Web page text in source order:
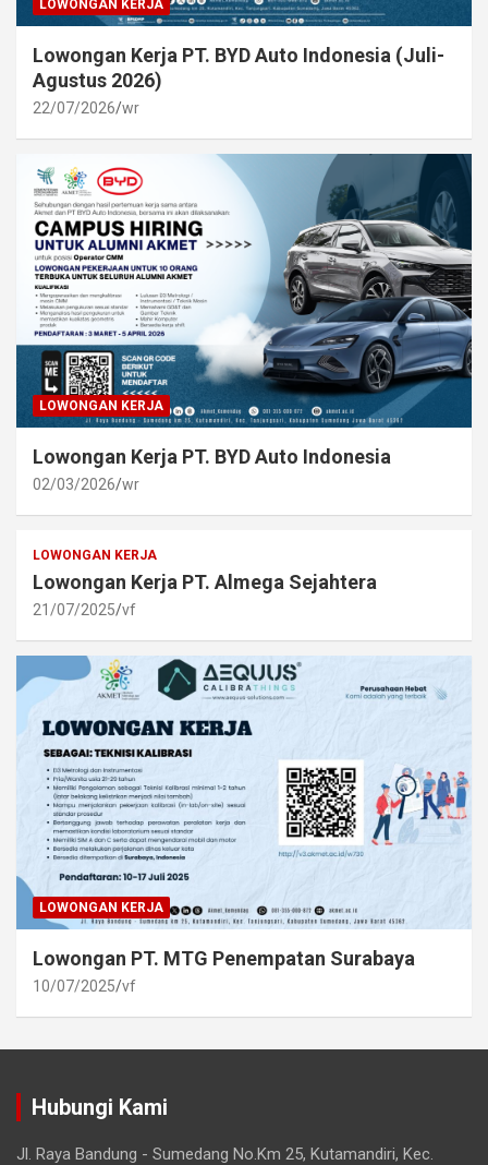
LOWONGAN KERJA
Lowongan Kerja PT. BYD Auto Indonesia (Juli-
Agustus 2026)
22/07/2026 wr
LOWONGAN KERJA
Lowongan Kerja PT. BYD Auto Indonesia
02/03/2026 wr
LOWONGAN KERJA
Lowongan Kerja PT. Almega Sejahtera
21/07/2025 vf
LOWONGAN KERJA
Lowongan PT. MTG Penempatan Surabaya
10/07/2025 vf
Hubungi Kami
Jl. Raya Bandung - Sumedang No.Km 25, Kutamandiri, Kec.